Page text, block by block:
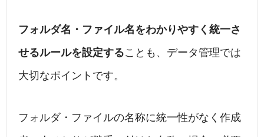
フォルダ名・ファイル名をわかりやすく統一さ
せるルールを設定することも、データ管理では
大切なポイントです。
フォルダ・ファイルの名称に統一性がなく作成